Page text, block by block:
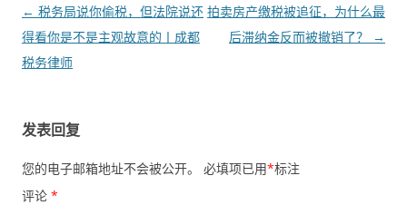
文
章
导
← 税务局说你偷税，但法院说还
得看你是不是主观故意的丨成都
税务律师
拍卖房产缴税被追征，为什么最
后滞纳金反而被撤销了？
→
发表回复
您的电子邮箱地址不会被公开。 必填项已用*标注
评论 *